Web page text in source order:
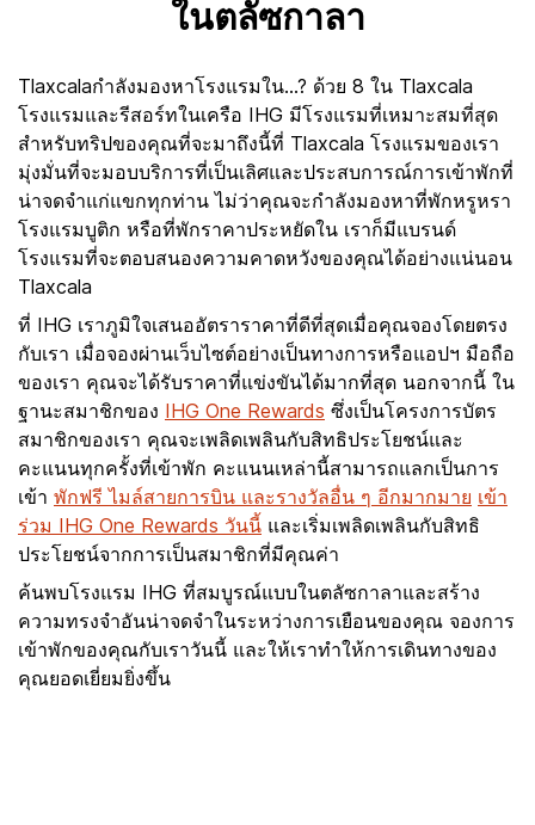
ในตลัซกาลา
Tlaxcalaกำลังมองหาโรงแรมใน...? ด้วย 8 ใน Tlaxcala
โรงแรมและรีสอร์ทในเครือ IHG มีโรงแรมที่เหมาะสมที่สุด
สำหรับทริปของคุณที่จะมาถึงนี้ที่ Tlaxcala โรงแรมของเรา
มุ่งมั่นที่จะมอบบริการที่เป็นเลิศและประสบการณ์การเข้าพักที่
น่าจดจำแก่แขกทุกท่าน ไม่ว่าคุณจะกำลังมองหาที่พักหรูหรา
โรงแรมบูติก หรือที่พักราคาประหยัดใน เราก็มีแบรนด์
โรงแรมที่จะตอบสนองความคาดหวังของคุณได้อย่างแน่นอน
Tlaxcala
ที่ IHG เราภูมิใจเสนออัตราราคาที่ดีที่สุดเมื่อคุณจองโดยตรง
กับเรา เมื่อจองผ่านเว็บไซต์อย่างเป็นทางการหรือแอปฯ มือถือ
ของเรา คุณจะได้รับราคาที่แข่งขันได้มากที่สุด นอกจากนี้ ใน
ฐานะสมาชิกของ IHG One Rewards ซึ่งเป็นโครงการบัตร
สมาชิกของเรา คุณจะเพลิดเพลินกับสิทธิประโยชน์และ
คะแนนทุกครั้งที่เข้าพัก คะแนนเหล่านี้สามารถแลกเป็นการ
เข้า พักฟรี ไมล์สายการบิน และรางวัลอื่น ๆ อีกมากมาย เข้า
ร่วม IHG One Rewards วันนี้ และเริ่มเพลิดเพลินกับสิทธิ
ประโยชน์จากการเป็นสมาชิกที่มีคุณค่า
ค้นพบโรงแรม IHG ที่สมบูรณ์แบบในตลัซกาลาและสร้าง
ความทรงจำอันน่าจดจำในระหว่างการเยือนของคุณ จองการ
เข้าพักของคุณกับเราวันนี้ และให้เราทำให้การเดินทางของ
คุณยอดเยี่ยมยิ่งขึ้น